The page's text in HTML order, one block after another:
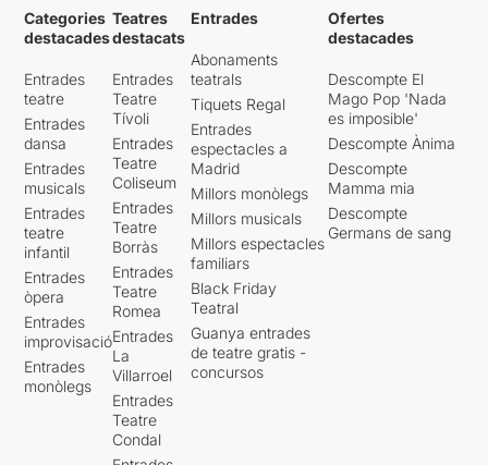
Categories
destacades
Entrades
teatre
Entrades
dansa
Entrades
musicals
Entrades
teatre
infantil
Entrades
òpera
Entrades
improvisació
Entrades
monòlegs
Teatres
destacats
Entrades
Teatre
Tívoli
Entrades
Teatre
Coliseum
Entrades
Teatre
Borràs
Entrades
Teatre
Romea
Entrades
La
Villarroel
Entrades
Teatre
Condal
Entrades
Abonaments
teatrals
Tiquets Regal
Entrades
espectacles a
Madrid
Millors monòlegs
Millors musicals
Millors espectacles
familiars
Black Friday
Teatral
Guanya entrades
de teatre gratis -
concursos
Ofertes
destacades
Descompte El
Mago Pop 'Nada
es imposible'
Descompte Ànima
Descompte
Mamma mia
Descompte
Germans de sang